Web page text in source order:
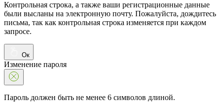
Контрольная строка, а также ваши регистрационные данные
были высланы на электронную почту. Пожалуйста, дождитесь
письма, так как контрольная строка изменяется при каждом
запросе.
Ок
Изменение пароля
Пароль должен быть не менее 6 символов длиной.